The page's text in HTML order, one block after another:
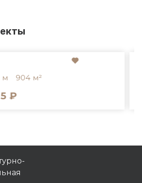
м 904 м²
₽